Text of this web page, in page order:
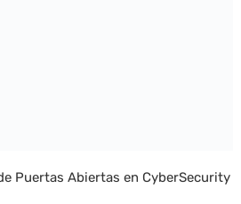
Puertas Abiertas en CyberSecurity